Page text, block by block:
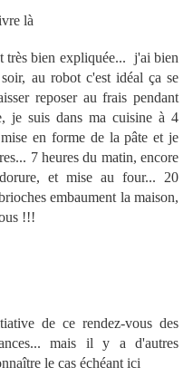
là
très bien expliquée... j'ai bien
au robot c'est idéal ça se
reposer au frais pendant
je suis dans ma cuisine à 4
en forme de la pâte et je
7 heures du matin, encore
et mise au four... 20
embaument la maison,
!!!
de ce rendez-vous des
mais il y a d'autres
le cas échéant ici